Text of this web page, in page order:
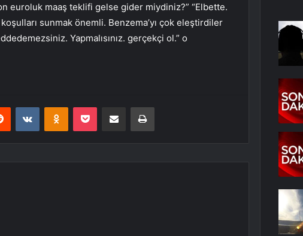
euroluk maaş teklifi gelse gider miydiniz?” “Elbette.
sunmak önemli. Benzema’yı çok eleştirdiler
Yapmalısınız. gerçekçi ol.” o
Reddit VKontakteOdnoklassniki
Pocket E-Posta ile paylaş Yazdır